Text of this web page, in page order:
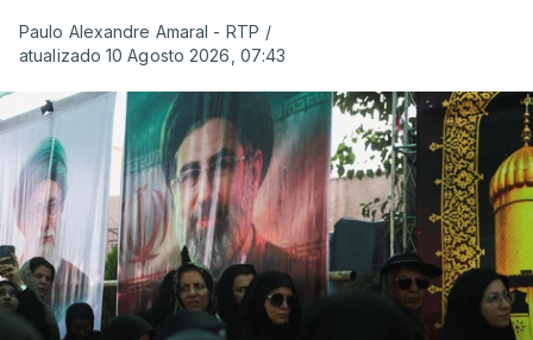
Paulo Alexandre Amaral - RTP /
atualizado 10 Agosto 2026, 07:43